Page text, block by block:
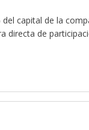
del capital de la
directa de